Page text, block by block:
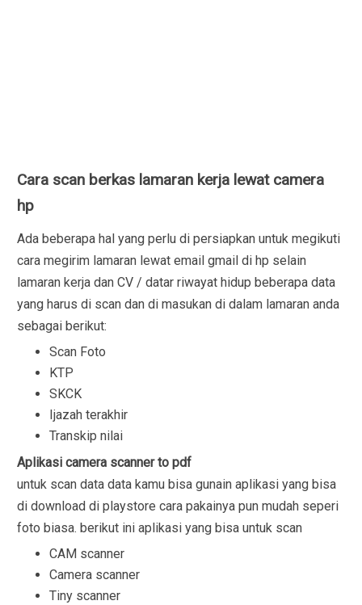
Cara scan berkas lamaran kerja lewat camera
hp
Ada beberapa hal yang perlu di persiapkan untuk megikuti
cara megirim lamaran lewat email gmail di hp selain
lamaran kerja dan CV / datar riwayat hidup beberapa data
yang harus di scan dan di masukan di dalam lamaran anda
sebagai berikut:
Scan Foto
KTP
SKCK
Ijazah terakhir
Transkip nilai
Aplikasi camera scanner to pdf
untuk scan data data kamu bisa gunain aplikasi yang bisa
di download di playstore cara pakainya pun mudah seperi
foto biasa. berikut ini aplikasi yang bisa untuk scan
CAM scanner
Camera scanner
Tiny scanner